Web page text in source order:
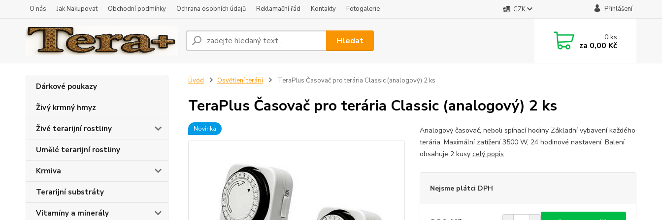
O nás Jak Nakupovat Obchodní podmínky Ochrana osobních údajů Reklamační řád Kontakty Fotogalerie CZK Přihlášení
Hledat 0ks
za 0,00 Kč
Dárkové poukazy
Živý krmný hmyz
Živé terarijní rostliny
Umělé terarijní rostliny
Krmiva
Terarijní substráty
Vitamíny a minerály
Úvod Osvětlení terárií TeraPlus Časovač pro terária Classic (analogový) 2 ks
TeraPlus Časovač pro terária Classic (analogový) 2 ks
Novinka
Analogový časovač, neboli spínací hodiny Základní vybavení každého
terária. Maximální zatížení 3500 W, 24 hodinové nastavení. Balení
obsahuje 2 kusy celý popis
Nejsme plátci DPH